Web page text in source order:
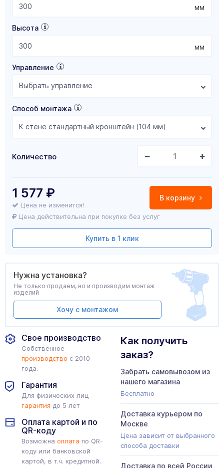
мм
Высота
мм
Управление
Выбрать управление
Способ монтажа
К стене стандартный кронштейн (104 мм)
Количество
В корзину
1 577 ₽
Цена не изменится!
Цена действительна при покупке без услуг
Купить в 1 клик
Свое производство
Собственное
производство с 2010
года.
Гарантия
Для физических лиц
гарантия до 5 лет
Оплата картой и по
QR-коду
Возможна оплата по QR-
коду или банковской
картой, в т.ч. кредитной.
Как получить
заказ?
Забрать самовывозом из
нашего магазина
Бесплатно
Доставка курьером по
Москве
Цена зависит от выбранного
способа доставки
Доставка по всей России
Нужна установка?
Не только продаем, но и производим монтаж
изделий
Хочу с монтажом